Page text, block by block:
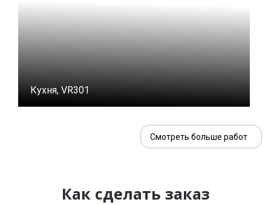
Кухня, VR301
Смотреть больше работ
Как сделать заказ